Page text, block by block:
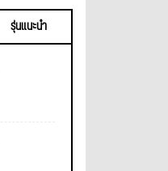
รุ่นแนะนำ